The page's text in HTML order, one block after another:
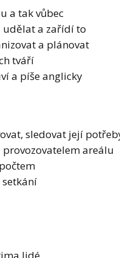
a tak vůbec
udělat a zařídí to
a plánovat
tváří
a píše anglicky
sledovat její
provozovatelem areálu